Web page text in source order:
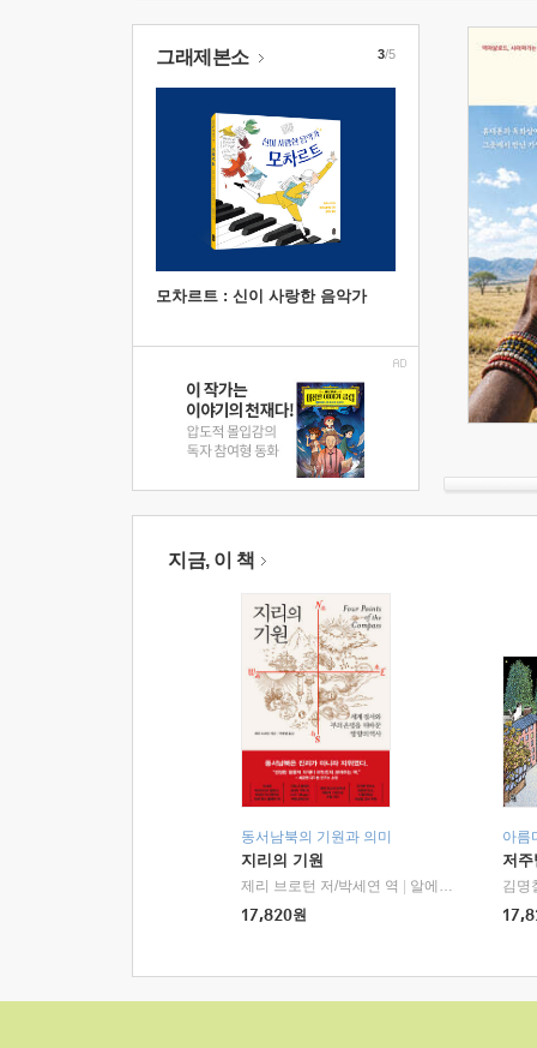
그래제본소
모차르트 : 신이 사랑한 음악가
3/5
지금, 이 책
동서남북의 기원과 의미
지리의 기원
제리 브로턴 저/박세연 역
알에이치코리아(RHK)
17,820원
아름
저
김명